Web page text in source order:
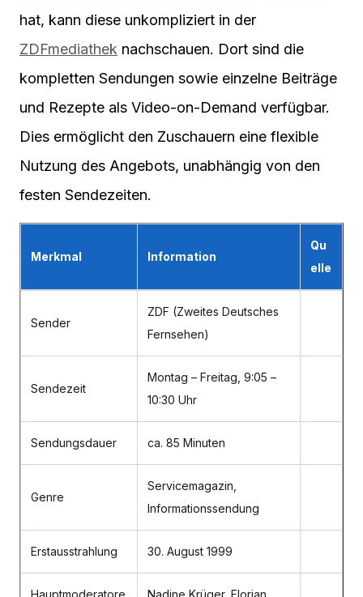
hat, kann diese unkompliziert in der
ZDFmediathek nachschauen. Dort sind die
kompletten Sendungen sowie einzelne Beiträge
und Rezepte als Video-on-Demand verfügbar.
Dies ermöglicht den Zuschauern eine flexible
Nutzung des Angebots, unabhängig von den
festen Sendezeiten.
Merkmal Information
Qu
elle
Sender
ZDF (Zweites Deutsches
Fernsehen)
Sendezeit
Montag – Freitag, 9:05 –
10:30 Uhr
Sendungsdauer ca. 85 Minuten
Genre
Servicemagazin,
Informationssendung
Erstausstrahlung 30. August 1999
Hauptmoderatore
Nadine Krüger, Florian